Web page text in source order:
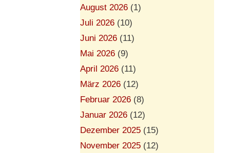
August 2026 (1)
Juli 2026 (10)
Juni 2026 (11)
Mai 2026 (9)
April 2026 (11)
März 2026 (12)
Februar 2026 (8)
Januar 2026 (12)
Dezember 2025 (15)
November 2025 (12)